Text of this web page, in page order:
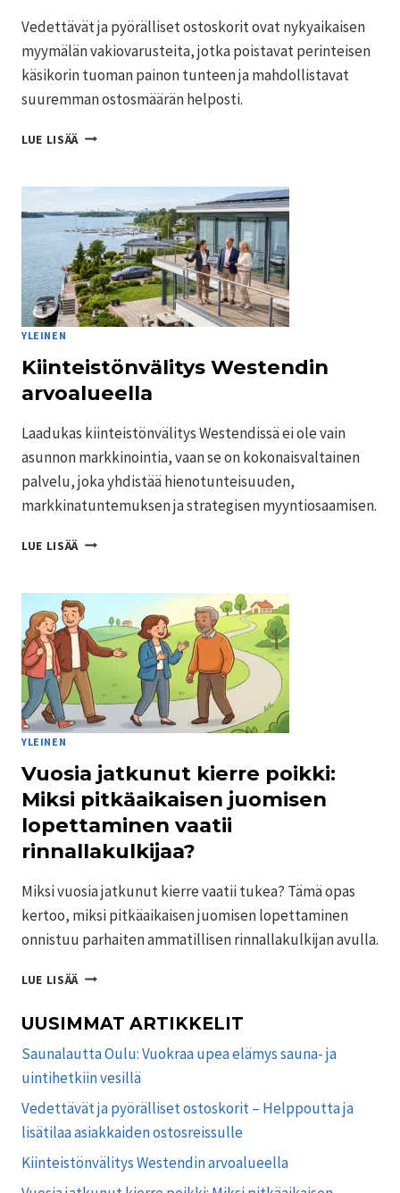
Vedettävät ja pyörälliset ostoskorit ovat nykyaikaisen
myymälän vakiovarusteita, jotka poistavat perinteisen
käsikorin tuoman painon tunteen ja mahdollistavat
suuremman ostosmäärän helposti.
LUE LISÄÄ VEDETTÄVÄT
OSTOSKORIT
–
HELPPOUTTA
JA
LISÄTILAA
ASIAKKAIDEN
OSTOSREISSULLE
YLEINEN
Kiinteistönvälitys Westendin
arvoalueella
Laadukas kiinteistönvälitys Westendissä ei ole vain
asunnon markkinointia, vaan se on kokonaisvaltainen
palvelu, joka yhdistää hienotunteisuuden,
markkinatuntemuksen ja strategisen myyntiosaamisen.
LUE LISÄÄ KIINTEISTÖNVÄLITYS
YLEINEN
Vuosia jatkunut kierre poikki:
Miksi pitkäaikaisen juomisen
lopettaminen vaatii
rinnallakulkijaa?
Miksi vuosia jatkunut kierre vaatii tukea? Tämä opas
kertoo, miksi pitkäaikaisen juomisen lopettaminen
onnistuu parhaiten ammatillisen rinnallakulkijan avulla.
LUE LISÄÄ VUOSIA
POIKKI:
MIKSI
PITKÄAIKAISEN
JUOMISEN
LOPETTAMINEN
VAATII
UUSIMMAT ARTIKKELIT
Saunalautta Oulu: Vuokraa upea elämys sauna- ja
uintihetkiin vesillä
Vedettävät ja pyörälliset ostoskorit – Helppoutta ja
lisätilaa asiakkaiden ostosreissulle
Kiinteistönvälitys Westendin arvoalueella